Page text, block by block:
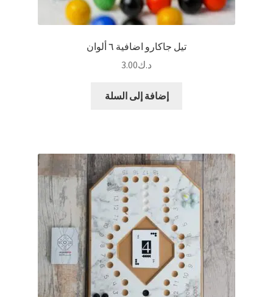
تيل جاكارو اضافية ٦ ألوان
د.ك3.00
إضافة إلى السلة